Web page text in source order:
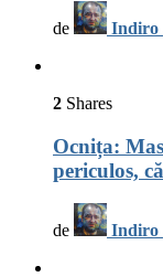
de Indiro
2 Shares
Ocnița:
periculos,
de Indiro